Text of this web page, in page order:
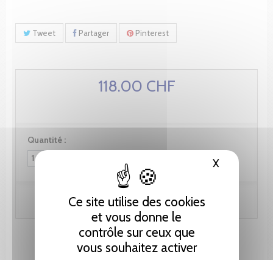
Ce site utilise des cookies
et vous donne le
contrôle sur ceux que
vous souhaitez activer
XMasquer
Tweet Partager Pinterest
118.00 CHF
Quantité :
Ajouter au panier